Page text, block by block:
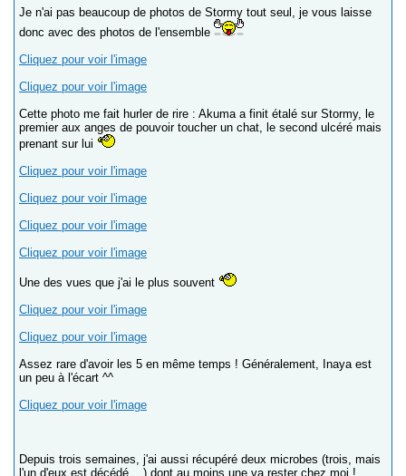
Je n'ai pas beaucoup de photos de Stormy tout seul, je vous laisse
donc avec des photos de l'ensemble
Cliquez pour voir l'image
Cliquez pour voir l'image
Cette photo me fait hurler de rire : Akuma a finit étalé sur Stormy, le
premier aux anges de pouvoir toucher un chat, le second ulcéré mais
prenant sur lui
Cliquez pour voir l'image
Cliquez pour voir l'image
Cliquez pour voir l'image
Cliquez pour voir l'image
Une des vues que j'ai le plus souvent
Cliquez pour voir l'image
Cliquez pour voir l'image
Assez rare d'avoir les 5 en même temps ! Généralement, Inaya est
un peu à l'écart ^^
Cliquez pour voir l'image
Depuis trois semaines, j'ai aussi récupéré deux microbes (trois, mais
l'un d'eux est décédé ...) dont au moins une va rester chez moi !